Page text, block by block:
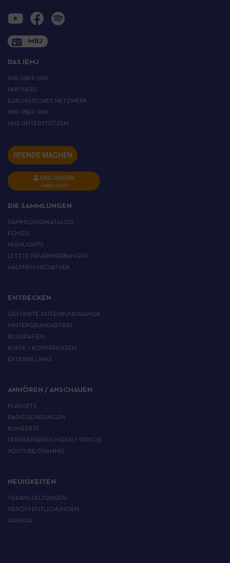
MRJ
DAS IEMJ
WIR ÜBER UNS
PARTNERS
EUROPÄISCHES NETZWERK
WIR ÜBER UNS
UNS UNTERSTÜTZEN
SPENDE MACHEN
EINLOGGEN
ANMELDUNG
DIE SAMMLUNGEN
SAMMLUNGSKATALOG
FONDS
HIGHLIGHTS
LETZTE NEUERWERBUNGEN
HALPHEN-MEDIATHEK
ENTDECKEN
GEFÜHRTE SEITENRUNDGÄNGE
HINTERGRUNDARTIKEL
BIOGRAFIEN
KURSE / KONFERENZEN
EXTERNE LINKS
ANHÖREN / ANSCHAUEN
PLAYLISTS
RADIOSENDUNGEN
KONZERTE
FERNSEHSENDUNGEN / VIDEOS
YOUTUBE-CHANNEL
NEUIGKEITEN
VERANSTALTUNGEN
VERÖFFENTLICHUNGEN
AGENDA